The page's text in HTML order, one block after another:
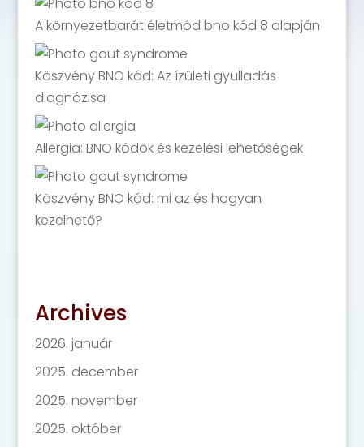
A környezetbarát életmód bno kód 8 alapján
Köszvény BNO kód: Az ízületi gyulladás
diagnózisa
Allergia: BNO kódok és kezelési lehetőségek
Köszvény BNO kód: mi az és hogyan
kezelhető?
Archives
2026. január
2025. december
2025. november
2025. október